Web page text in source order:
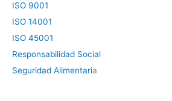
ISO 9001
ISO 14001
ISO 45001
Responsabilidad Social
Seguridad Alimentaria